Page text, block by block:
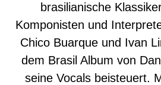
brasilianische
Komponisten und
Chico Buarque und Ivan
dem Brasil Album von
seine Vocals beisteuert.